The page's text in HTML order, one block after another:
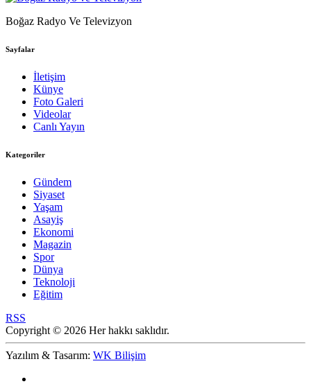
Boğaz Radyo Ve Televizyon
Sayfalar
İletişim
Künye
Foto Galeri
Videolar
Canlı Yayın
Kategoriler
Gündem
Siyaset
Yaşam
Asayiş
Ekonomi
Magazin
Spor
Dünya
Teknoloji
Eğitim
RSS
Copyright © 2026 Her hakkı saklıdır.
Yazılım & Tasarım: WK Bilişim